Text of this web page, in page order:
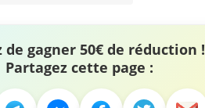
de gagner 50€ de réduction !
Partagez cette page :